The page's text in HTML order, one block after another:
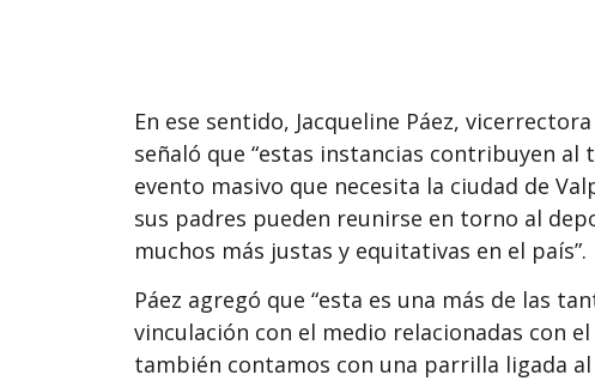
En ese sentido, Jacqueline Páez,
señaló que “estas instancias contribuyen
evento masivo que necesita la ciudad de
sus padres pueden reunirse en torno al
muchos más justas y equitativas en el país”.
Páez agregó que “esta es una más de las
vinculación con el medio relacionadas con
también contamos con una parrilla ligada